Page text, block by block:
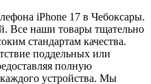
iPhone 17 в Чебоксары.
Все наши товары тщательно
стандартам качества.
поддельных или
полную
устройства. Мы